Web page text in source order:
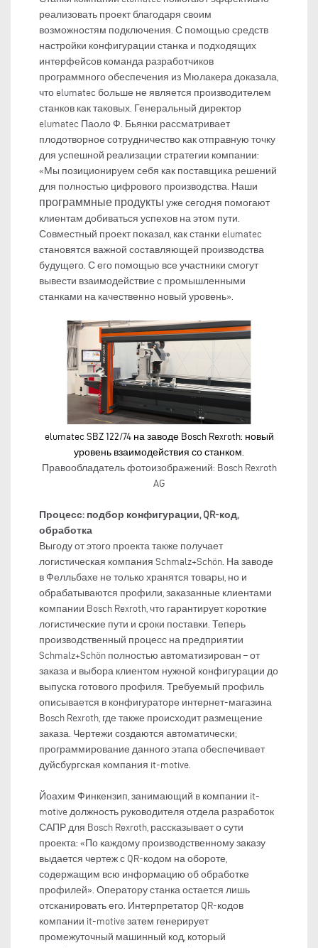
реализовать проект благодаря своим
возможностям подключения. С помощью средств
настройки конфигурации станка и подходящих
интерфейсов команда разработчиков
программного обеспечения из Мюлакера доказала,
что elumatec больше не является производителем
станков как таковых. Генеральный директор
elumatec Паоло Ф. Бьянки рассматривает
плодотворное сотрудничество как отправную точку
для успешной реализации стратегии компании:
«Мы позиционируем себя как поставщика решений
для полностью цифрового производства. Наши
программные продукты уже сегодня помогают
клиентам добиваться успехов на этом пути.
Совместный проект показал, как станки elumatec
становятся важной составляющей производства
будущего. С его помощью все участники смогут
вывести взаимодействие с промышленными
станками на качественно новый уровень».
elumatec SBZ 122/74 на заводе Bosch Rexroth: новый
уровень взаимодействия со станком.
Правообладатель фотоизображений: Bosch Rexroth
AG
Процесс: подбор конфигурации, QR-код,
обработка
Выгоду от этого проекта также получает
логистическая компания Schmalz+Schön. На заводе
в Фелльбахе не только хранятся товары, но и
обрабатываются профили, заказанные клиентами
компании Bosch Rexroth, что гарантирует короткие
логистические пути и сроки поставки. Теперь
производственный процесс на предприятии
Schmalz+Schön полностью автоматизирован – от
заказа и выбора клиентом нужной конфигурации до
выпуска готового профиля. Требуемый профиль
описывается в конфигураторе интернет-магазина
Bosch Rexroth, где также происходит размещение
заказа. Чертежи создаются автоматически;
программирование данного этапа обеспечивает
дуйсбургская компания it-motive.
Йоахим Финкензип, занимающий в компании it-
motive должность руководителя отдела разработок
САПР для Bosch Rexroth, рассказывает о сути
проекта: «По каждому производственному заказу
выдается чертеж с QR-кодом на обороте,
содержащим всю информацию об обработке
профилей». Оператору станка остается лишь
отсканировать его. Интерпретатор QR-кодов
компании it-motive затем генерирует
промежуточный машинный код, который